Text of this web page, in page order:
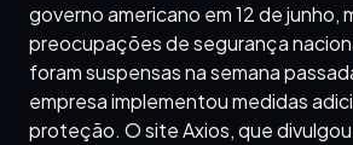
governo americano em 12 de junho,
preocupações de segurança
foram suspensas na semana
empresa implementou medidas
proteção. O site Axios, que divulgou